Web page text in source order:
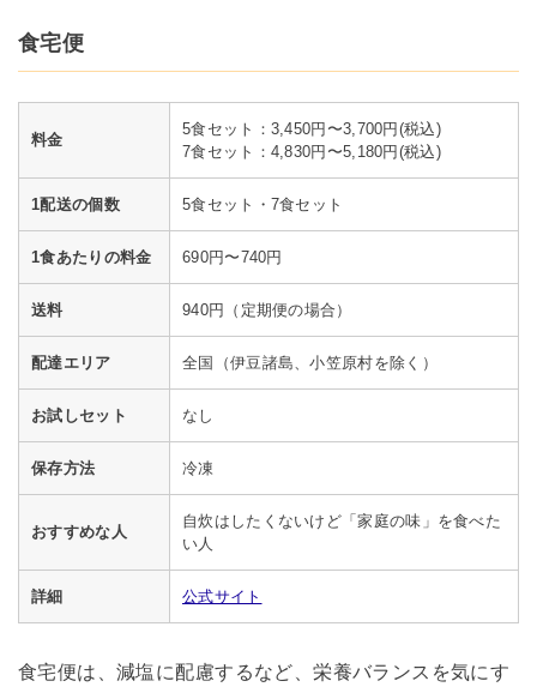
食宅便
料金
5食セット：3,450円〜3,700円(税込)
7食セット：4,830円〜5,180円(税込)
1配送の個数 5食セット・7食セット
1食あたりの料金 690円〜740円
送料 940円（定期便の場合）
配達エリア 全国（伊豆諸島、小笠原村を除く）
お試しセット なし
保存方法 冷凍
おすすめな人
自炊はしたくないけど「家庭の味」を食べた
い人
詳細 公式サイト
食宅便は、減塩に配慮するなど、栄養バランスを気にす